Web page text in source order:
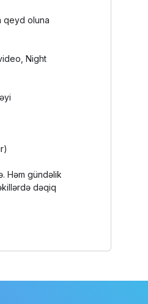
qeyd oluna
Night
Həm gündəlik
dəqiq